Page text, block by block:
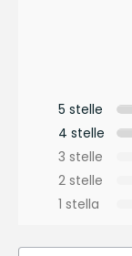
5 stelle
4 stelle
3 stelle
2 stelle
1 stella